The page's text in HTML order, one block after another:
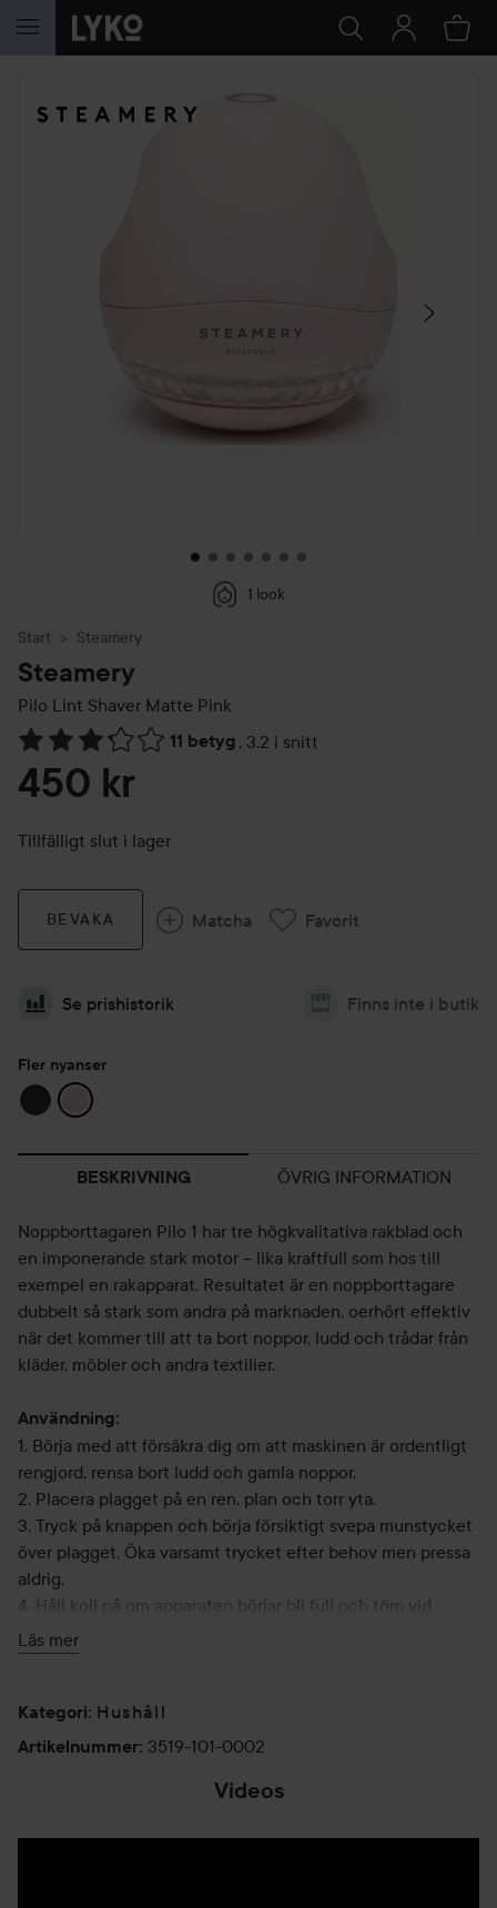
HOPPA TILL INNEHÅLLET
HOPPA ÖVER SEKTIONEN
1 look
Start Steamery
Steamery
Pilo Lint Shaver Matte Pink
11 betyg , 3.2 i snitt
Hoppa till Betyg & kommentarer
450 kr
Tillfälligt slut i lager
BEVAKA Matcha Favorit
Se prishistorik Finns inte i butik
Fler nyanser
BESKRIVNING ÖVRIG INFORMATION
Noppborttagaren Pilo 1 har tre högkvalitativa rakblad och
en imponerande stark motor – lika kraftfull som hos till
exempel en rakapparat. Resultatet är en noppborttagare
dubbelt så stark som andra på marknaden, oerhört effektiv
när det kommer till att ta bort noppor, ludd och trådar från
kläder, möbler och andra textilier.
Användning:
1. Börja med att försäkra dig om att maskinen är ordentligt
rengjord, rensa bort ludd och gamla noppor.
2. Placera plagget på en ren, plan och torr yta.
3. Tryck på knappen och börja försiktigt svepa munstycket
över plagget. Öka varsamt trycket efter behov men pressa
aldrig.
4. Håll koll på om apparaten börjar bli full och töm vid
behov. Detta märks tydligt då apparaten börjar arbeta mer
sakta, eller stänger av sig själv.
Läs mer
Kategori: Hushåll
Artikelnummer: 3519-101-0002
Videos